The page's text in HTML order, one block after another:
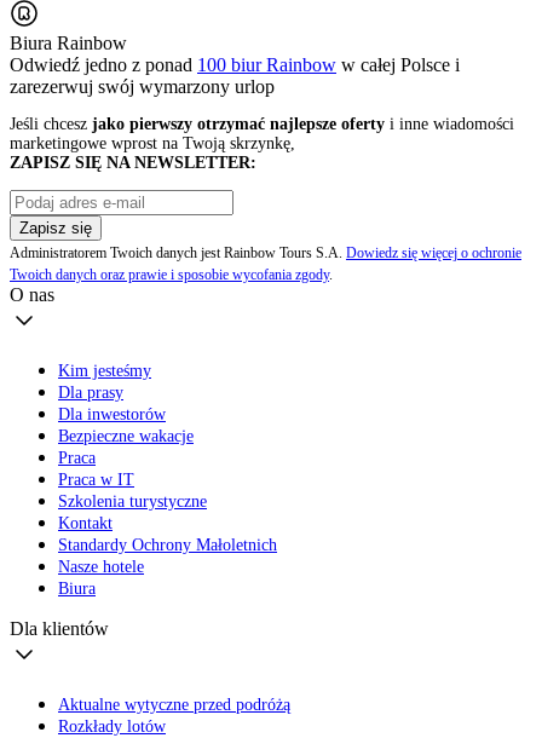
Biura Rainbow
Odwiedź jedno z ponad 100 biur Rainbow w całej Polsce i
zarezerwuj swój wymarzony urlop
Jeśli chcesz jako pierwszy otrzymać najlepsze oferty i inne wiadomości
marketingowe wprost na Twoją skrzynkę,
ZAPISZ SIĘ NA NEWSLETTER:
Zapisz się
Administratorem Twoich danych jest Rainbow Tours S.A. Dowiedz się więcej o ochronie
Twoich danych oraz prawie i sposobie wycofania zgody.
O nas
Kim jesteśmy
Dla prasy
Dla inwestorów
Bezpieczne wakacje
Praca
Praca w IT
Szkolenia turystyczne
Kontakt
Standardy Ochrony Małoletnich
Nasze hotele
Biura
Dla klientów
Aktualne wytyczne przed podróżą
Rozkłady lotów